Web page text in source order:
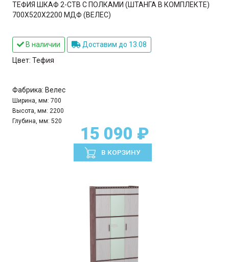
ТЕФИЯ ШКАФ 2-СТВ С ПОЛКАМИ (ШТАНГА В КОМПЛЕКТЕ)
700Х520Х2200 МДФ (ВЕЛЕС)
В наличии
Доставим до 13.08
Цвет: Тефия
Фабрика: Велес
Ширина, мм: 700
Высота, мм: 2200
Глубина, мм: 520
15 090 ₽
В КОРЗИНУ